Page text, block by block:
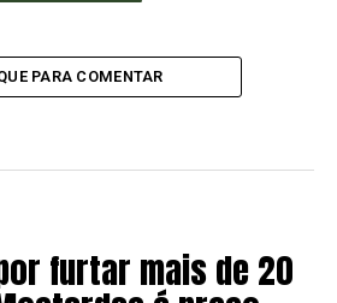
PARA COMENTAR
furtar mais de 20